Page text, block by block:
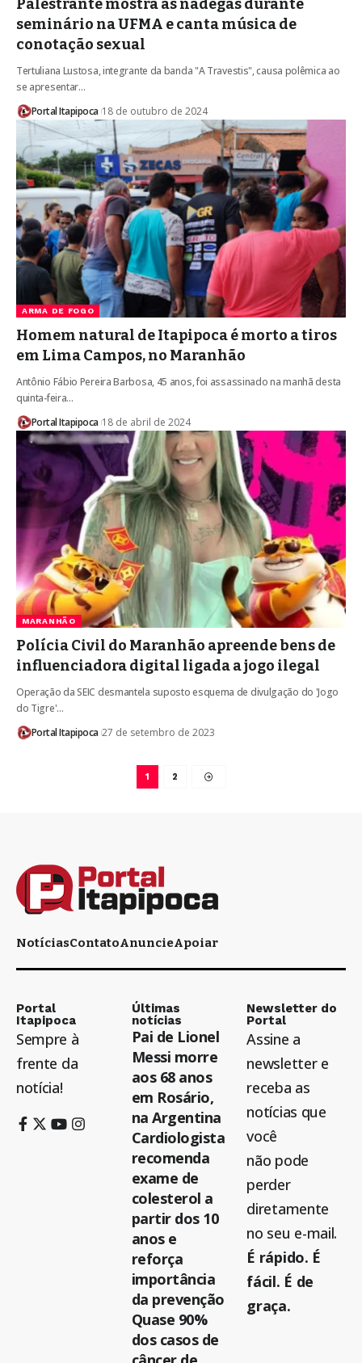
Palestrante mostra as nádegas durante
seminário na UFMA e canta música de
conotação sexual
Tertuliana Lustosa, integrante da banda "A Travestis", causa polêmica ao
se apresentar…
Portal Itapipoca 18 de outubro de 2024
ARMA DE FOGO
Homem natural de Itapipoca é morto a tiros
em Lima Campos, no Maranhão
Antônio Fábio Pereira Barbosa, 45 anos, foi assassinado na manhã desta
quinta-feira…
Portal Itapipoca 18 de abril de 2024
MARANHÃO
Polícia Civil do Maranhão apreende bens de
influenciadora digital ligada a jogo ilegal
Operação da SEIC desmantela suposto esquema de divulgação do 'Jogo
do Tigre'…
Portal Itapipoca 27 de setembro de 2023
1 2
NotíciasContatoAnuncieApoiar
Portal
Itapipoca
Sempre à
frente da
notícia!
Últimas
notícias
Pai de Lionel
Messi morre
aos 68 anos
em Rosário,
na Argentina
Cardiologista
recomenda
exame de
colesterol a
partir dos 10
anos e
reforça
importância
da prevenção
Quase 90%
dos casos de
Newsletter do
Portal
Assine a
newsletter e
receba as
notícias que
você
não pode
perder
diretamente
no seu e-mail.
É rápido. É
fácil. É de
graça.